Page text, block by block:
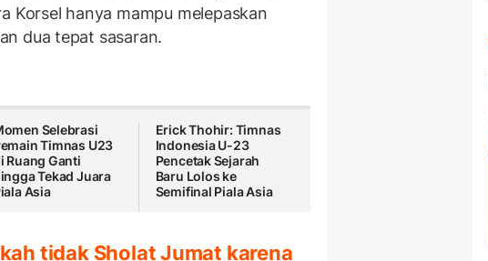
Korsel hanya mampu melepaskan
dua tepat sasaran.
Selebrasi
Timnas U23
Ruang Ganti
Tekad Juara
Asia
Erick Thohir: Timnas
Indonesia U-23
Pencetak Sejarah
Baru Lolos ke
Semifinal Piala Asia
tidak Sholat Jumat karena